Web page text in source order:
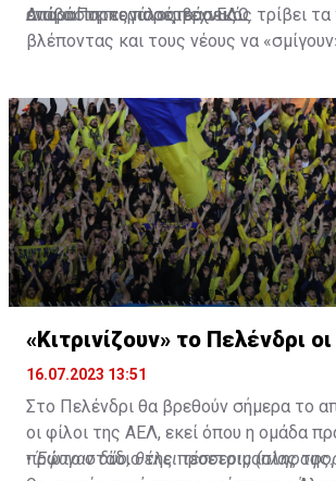
απαραίτητες παρεμβάσεις.
ενώ ο Πορτογάλος τεχνικός τρίβει τα
βλέποντας και τους νέους να
Διαβάστε περισσότεραΕΔΩ.
«Κιτρινίζουν» το Πελένδρι
16.07.2023 13:51
Στο Πελένδρι θα βρεθούν σήμερα το
οι φίλοι της ΑΕΛ, εκεί όπου η ομάδα
πρώτο στάδιο της προετοιμασίας της.
•Έφυγαν δύο, θέλει τέσσερις